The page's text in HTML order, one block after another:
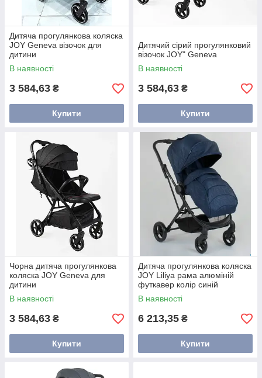
Дитяча прогулянкова коляска
JOY Geneva візочок для
дитини
В наявності
3 584,63 ₴
Купити
Дитячий сірий прогулянковий
візочок JOY" Geneva
В наявності
3 584,63 ₴
Купити
Чорна дитяча прогулянкова
коляска JOY Geneva для
дитини
В наявності
3 584,63 ₴
Купити
Дитяча прогулянкова коляска
JOY Liliya рама алюміній
футкавер колір синій
В наявності
6 213,35 ₴
Купити